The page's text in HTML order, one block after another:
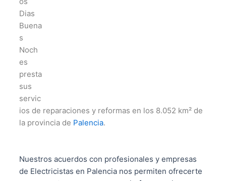
Dias
Buena
s
Noch
es
presta
sus
servic
ios de reparaciones y reformas en los 8.052 km² de
la provincia de Palencia.
Nuestros acuerdos con profesionales y empresas
de Electricistas en Palencia nos permiten ofrecerte